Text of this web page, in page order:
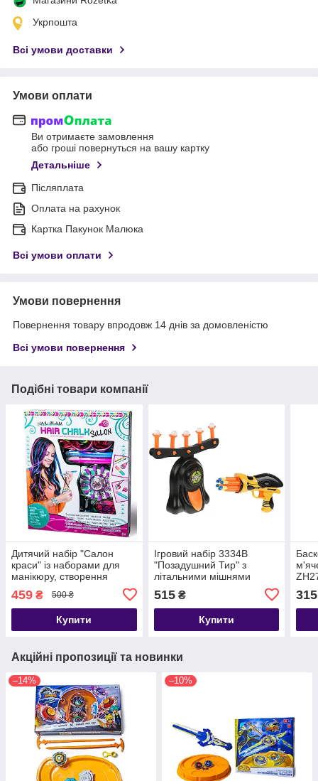
Укрпошта
Всі умови доставки
Умови оплати
Ви отримаєте замовлення
або гроші повернуться на вашу картку
Детальніше
Післяплата
Оплата на рахунок
Картка Пакунок Малюка
Всі умови оплати
Умови повернення
Повернення товару впродовж 14 днів за домовленістю
Всі умови повернення
Подібні товари компанії
Дитячий набір "Салон
краси" із наборами для
манікюру, створення
волосся
459 ₴ 500 ₴
Купити
Ігровий набір 3334B
"Позадушний Тир" з
літальними мішнями
515₴
Купити
315
Акційні пропозиції та новинки
–14% –10%